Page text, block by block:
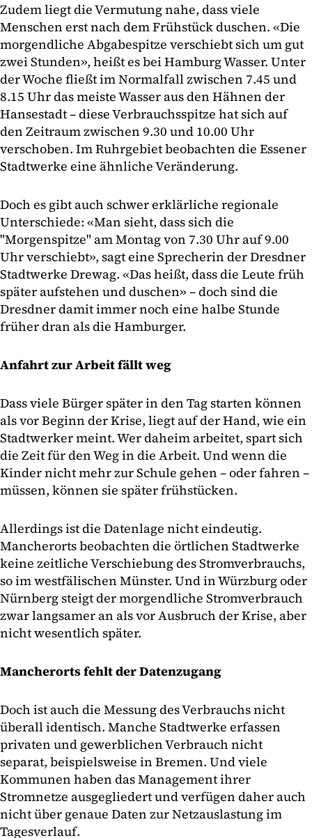
Zudem liegt die Vermutung nahe, dass viele
Menschen erst nach dem Frühstück duschen. «Die
morgendliche Abgabespitze verschiebt sich um gut
zwei Stunden», heißt es bei Hamburg Wasser. Unter
der Woche fließt im Normalfall zwischen 7.45 und
8.15 Uhr das meiste Wasser aus den Hähnen der
Hansestadt – diese Verbrauchsspitze hat sich auf
den Zeitraum zwischen 9.30 und 10.00 Uhr
verschoben. Im Ruhrgebiet beobachten die Essener
Stadtwerke eine ähnliche Veränderung.
Doch es gibt auch schwer erklärliche regionale
Unterschiede: «Man sieht, dass sich die
"Morgenspitze" am Montag von 7.30 Uhr auf 9.00
Uhr verschiebt», sagt eine Sprecherin der Dresdner
Stadtwerke Drewag. «Das heißt, dass die Leute früh
später aufstehen und duschen» – doch sind die
Dresdner damit immer noch eine halbe Stunde
früher dran als die Hamburger.
Anfahrt zur Arbeit fällt weg
Dass viele Bürger später in den Tag starten können
als vor Beginn der Krise, liegt auf der Hand, wie ein
Stadtwerker meint. Wer daheim arbeitet, spart sich
die Zeit für den Weg in die Arbeit. Und wenn die
Kinder nicht mehr zur Schule gehen – oder fahren –
müssen, können sie später frühstücken.
Allerdings ist die Datenlage nicht eindeutig.
Mancherorts beobachten die örtlichen Stadtwerke
keine zeitliche Verschiebung des Stromverbrauchs,
so im westfälischen Münster. Und in Würzburg oder
Nürnberg steigt der morgendliche Stromverbrauch
zwar langsamer an als vor Ausbruch der Krise, aber
nicht wesentlich später.
Mancherorts fehlt der Datenzugang
Doch ist auch die Messung des Verbrauchs nicht
überall identisch. Manche Stadtwerke erfassen
privaten und gewerblichen Verbrauch nicht
separat, beispielsweise in Bremen. Und viele
Kommunen haben das Management ihrer
Stromnetze ausgegliedert und verfügen daher auch
nicht über genaue Daten zur Netzauslastung im
Tagesverlauf.